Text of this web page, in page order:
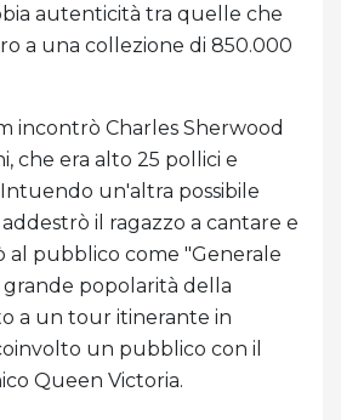
autenticità tra quelle che
a una collezione di 850.000
incontrò Charles Sherwood
che era alto 25 pollici e
Intuendo un'altra possibile
il ragazzo a cantare e
al pubblico come "Generale
grande popolarità della
a un tour itinerante in
un pubblico con il
Queen Victoria.